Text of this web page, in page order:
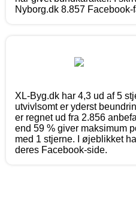
Nyborg.dk 8.857 Facebook-
XL-Byg.dk har 4,3 ud af 5
utvivlsomt er yderst
er regnet ud fra 2.856
end 59 % giver maksimum
med 1 stjerne. I øjeblikket
deres Facebook-side.